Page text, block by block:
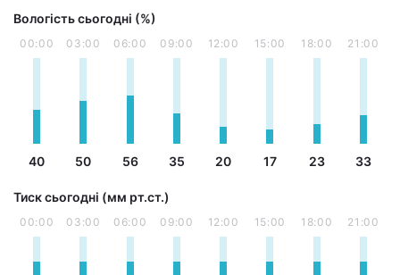
Вологість сьогодні (%)
00:00
40
03:00
50
06:00
56
09:00
35
12:00
20
15:00
17
18:00
23
21:00
33
Тиск сьогодні (мм рт.ст.)
00:00 03:00 06:00 09:00 12:00 15:00 18:00 21:00